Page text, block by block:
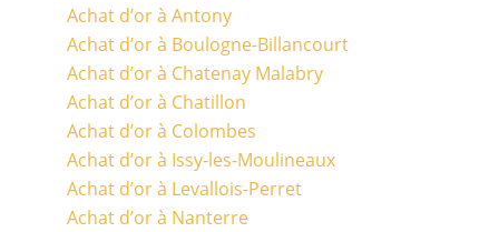
Achat d’or à Antony
Achat d’or à Boulogne-Billancourt
Achat d’or à Chatenay Malabry
Achat d’or à Chatillon
Achat d’or à Colombes
Achat d’or à Issy-les-Moulineaux
Achat d’or à Levallois-Perret
Achat d’or à Nanterre